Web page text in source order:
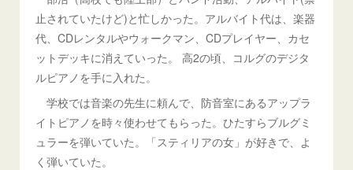
止されていたけど)と忙しかった。アルバイト代は、楽器
代、CDレンタルやウォークマン、CDプレイヤー、カセ
ットデッキに消えていった。 高2の頃、コルグのデジタ
ルピアノを手に入れた。
学校では音楽の先生に頼んで、防音室にあるアップラ
イトピアノを時々使わせてもらった。ひたすらブルグミ
ュラーを弾いていた。「スティリアの女」が好きで、よ
く弾いていた。